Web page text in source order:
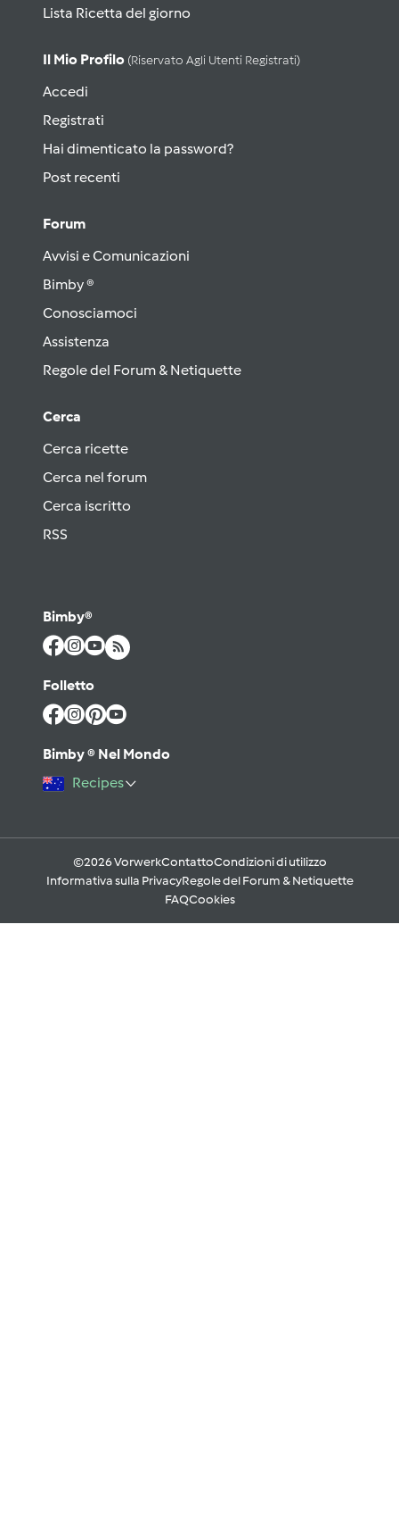
Lista Ricetta del giorno
Il Mio Profilo (riservato Agli Utenti Registrati)
Accedi
Registrati
Hai dimenticato la password?
Post recenti
Forum
Avvisi e Comunicazioni
Bimby ®
Conosciamoci
Assistenza
Regole del Forum & Netiquette
Cerca
Cerca ricette
Cerca nel forum
Cerca iscritto
RSS
Bimby®
Folletto
Bimby ® Nel Mondo
Recipes
©2026 VorwerkContattoCondizioni di utilizzo
Informativa sulla PrivacyRegole del Forum & Netiquette
FAQCookies